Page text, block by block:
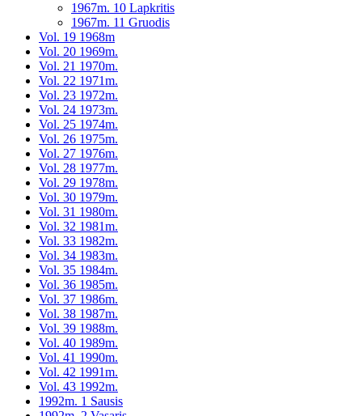
1967m. 10 Lapkritis
1967m. 11 Gruodis
Vol. 19 1968m
Vol. 20 1969m.
Vol. 21 1970m.
Vol. 22 1971m.
Vol. 23 1972m.
Vol. 24 1973m.
Vol. 25 1974m.
Vol. 26 1975m.
Vol. 27 1976m.
Vol. 28 1977m.
Vol. 29 1978m.
Vol. 30 1979m.
Vol. 31 1980m.
Vol. 32 1981m.
Vol. 33 1982m.
Vol. 34 1983m.
Vol. 35 1984m.
Vol. 36 1985m.
Vol. 37 1986m.
Vol. 38 1987m.
Vol. 39 1988m.
Vol. 40 1989m.
Vol. 41 1990m.
Vol. 42 1991m.
Vol. 43 1992m.
1992m. 1 Sausis